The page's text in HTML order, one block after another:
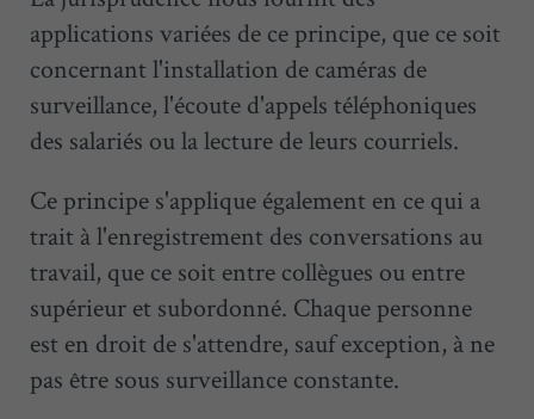
applications variées de ce principe, que ce soit
concernant l'installation de caméras de
surveillance, l'écoute d'appels téléphoniques
des salariés ou la lecture de leurs courriels.
Ce principe s'applique également en ce qui a
trait à l'enregistrement des conversations au
travail, que ce soit entre collègues ou entre
supérieur et subordonné. Chaque personne
est en droit de s'attendre, sauf exception, à ne
pas être sous surveillance constante.